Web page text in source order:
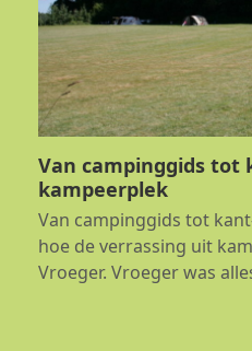
Van campinggids tot
kampeerplek
Van campinggids tot
hoe de verrassing uit
Vroeger. Vroeger was